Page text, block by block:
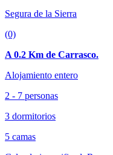
Segura de la Sierra
(0)
A 0.2 Km de Carrasco.
Alojamiento entero
2 - 7 personas
3 dormitorios
5 camas